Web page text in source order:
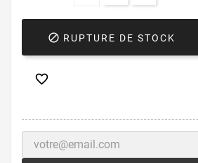
 RUPTURE DE STOCK
